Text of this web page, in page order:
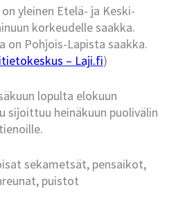
on yleinen Etelä- ja Keski-
korkeudelle saakka.
on Pohjois-Lapista saakka.
– Laji.fi)
lopulta elokuun
sijoittuu heinäkuun puolivälin
tienoille.
sekametsät, pensaikot,
puistot